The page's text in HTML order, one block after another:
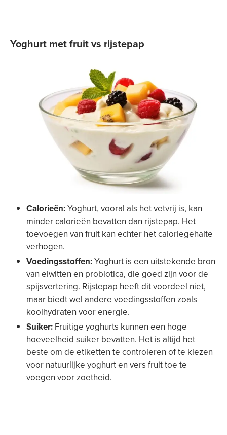
Yoghurt met fruit vs rijstepap
Calorieën:Yoghurt, vooral als het vetvrij is, kan
minder calorieën bevatten dan rijstepap. Het
toevoegen van fruit kan echter het caloriegehalte
verhogen.
Voedingsstoffen:Yoghurt is een uitstekende bron
van eiwitten en probiotica, die goed zijn voor de
spijsvertering. Rijstepap heeft dit voordeel niet,
maar biedt wel andere voedingsstoffen zoals
koolhydraten voor energie.
Suiker: Fruitige yoghurts kunnen een hoge
hoeveelheid suiker bevatten. Het is altijd het
beste om de etiketten te controleren of te kiezen
voor natuurlijke yoghurt en vers fruit toe te
voegen voor zoetheid.